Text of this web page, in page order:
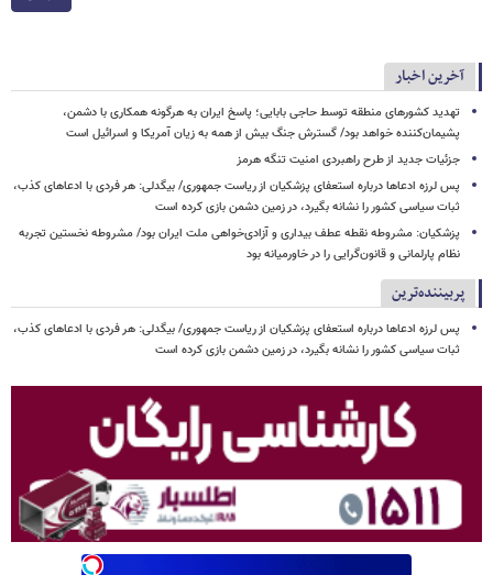
آخرین اخبار
تهدید کشورهای منطقه توسط حاجی بابایی؛ پاسخ ایران به هرگونه همکاری با دشمن،
پشیمان‌کننده خواهد بود/ گسترش جنگ بیش از همه به زیان آمریکا و اسرائیل است
جزئیات جدید از طرح راهبردی امنیت تنگه هرمز
پس لرزه ادعاها درباره استعفای پزشکیان از ریاست جمهوری/ بیگدلی: هر فردی با ادعاهای کذب،
ثبات سیاسی کشور را نشانه بگیرد، در زمین دشمن بازی کرده است
پزشکیان: مشروطه نقطه عطف بیداری و آزادی‌خواهی ملت ایران بود/ مشروطه نخستین تجربه
نظام پارلمانی و قانون‌گرایی را در خاورمیانه بود
پربیننده‌ترین
پس لرزه ادعاها درباره استعفای پزشکیان از ریاست جمهوری/ بیگدلی: هر فردی با ادعاهای کذب،
ثبات سیاسی کشور را نشانه بگیرد، در زمین دشمن بازی کرده است